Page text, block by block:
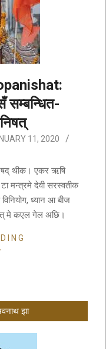
सम्बन्धित-
11, 2020
थीक। एकर ऋषि
मन्त्रमे देवी सरस्वतीक
ध्यान आ बीज
मे कएल गेल अछि।
झा